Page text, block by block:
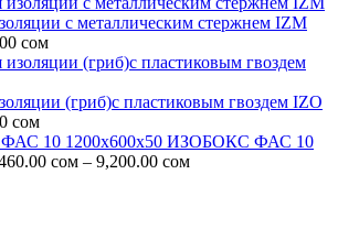
сом
сом
с металлическим стержнем IZM
сомДиапазон
цен:
– (гриб)с пластиковым гвоздем IZO
сомДиапазон
цен:
5.00 сом
ИЗОБОКС ФАС 10
сом – 9,200.00 сомДиапазон